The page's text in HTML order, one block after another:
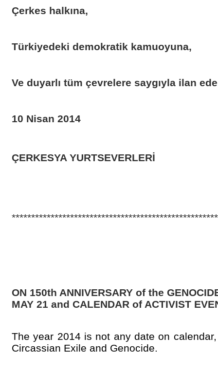
Çerkes halkına,
Türkiyedeki demokratik kamuoyuna,
Ve duyarlı tüm çevrelere saygıyla ilan
10 Nisan 2014
ÇERKESYA YURTSEVERLERİ
ON 150th ANNIVERSARY of the
MAY 21 and CALENDAR of ACTIVIST
The year 2014 is not any date on
Circassian Exile and Genocide.